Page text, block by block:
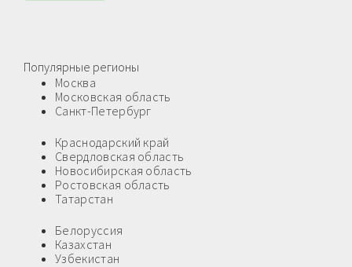
Популярные регионы
Москва
Московская область
Санкт-Петербург
Краснодарский край
Свердловская область
Новосибирская область
Ростовская область
Татарстан
Белоруссия
Казахстан
Узбекистан